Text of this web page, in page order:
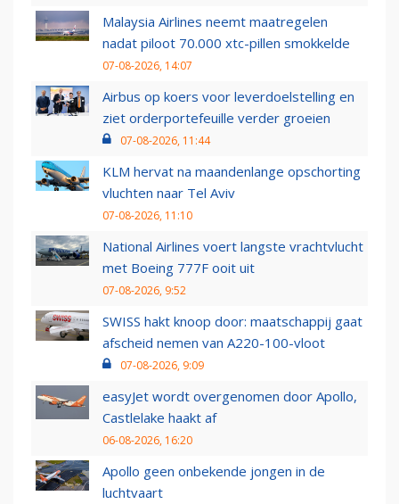
Malaysia Airlines neemt maatregelen
nadat piloot 70.000 xtc-pillen smokkelde
07-08-2026, 14:07
Airbus op koers voor leverdoelstelling en
ziet orderportefeuille verder groeien
07-08-2026, 11:44
KLM hervat na maandenlange opschorting
vluchten naar Tel Aviv
07-08-2026, 11:10
National Airlines voert langste vrachtvlucht
met Boeing 777F ooit uit
07-08-2026, 9:52
SWISS hakt knoop door: maatschappij gaat
afscheid nemen van A220-100-vloot
07-08-2026, 9:09
easyJet wordt overgenomen door Apollo,
Castlelake haakt af
06-08-2026, 16:20
Apollo geen onbekende jongen in de
luchtvaart